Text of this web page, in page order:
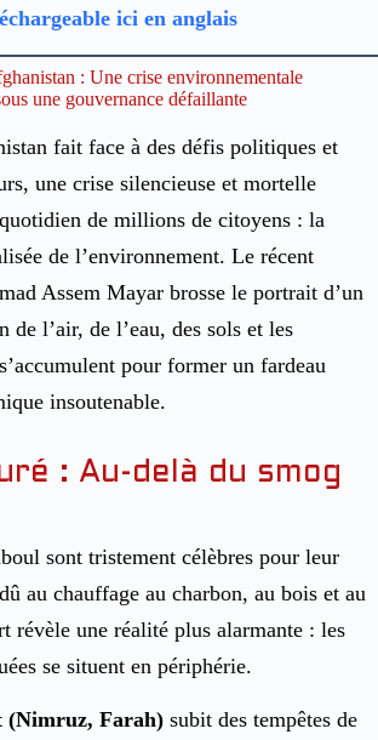
ici en anglais
: Une crise environnementale
une gouvernance défaillante
fait face à des défis politiques et
une crise silencieuse et mortelle
de millions de citoyens : la
de l’environnement. Le récent
Assem Mayar brosse le portrait d’un
de l’air, de l’eau, des sols et les
pour former un fardeau
insoutenable.
: Au-delà du smog
sont tristement célèbres pour leur
au chauffage au charbon, au bois et au
révèle une réalité plus alarmante : les
se situent en périphérie.
(Nimruz, Farah) subit des tempêtes de